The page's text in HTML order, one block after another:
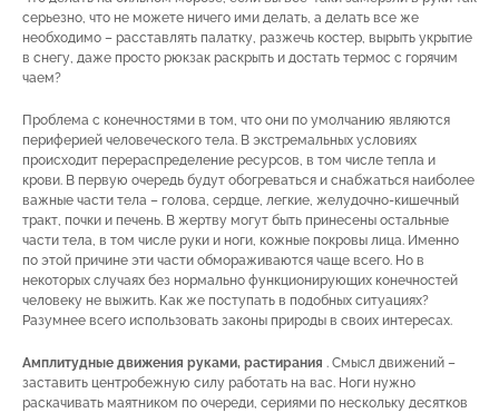
серьезно, что не можете ничего ими делать, а делать все же
необходимо – расставлять палатку, разжечь костер, вырыть укрытие
в снегу, даже просто рюкзак раскрыть и достать термос с горячим
чаем?
Проблема с конечностями в том, что они по умолчанию являются
периферией человеческого тела. В экстремальных условиях
происходит перераспределение ресурсов, в том числе тепла и
крови. В первую очередь будут обогреваться и снабжаться наиболее
важные части тела – голова, сердце, легкие, желудочно-кишечный
тракт, почки и печень. В жертву могут быть принесены остальные
части тела, в том числе руки и ноги, кожные покровы лица. Именно
по этой причине эти части обмораживаются чаще всего. Но в
некоторых случаях без нормально функционирующих конечностей
человеку не выжить. Как же поступать в подобных ситуациях?
Разумнее всего использовать законы природы в своих интересах.
Амплитудные движения руками, растирания . Смысл движений –
заставить центробежную силу работать на вас. Ноги нужно
раскачивать маятником по очереди, сериями по нескольку десятков